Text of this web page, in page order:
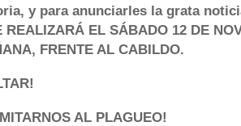
y para anunciarles la grata
REALIZARÁ EL SÁBADO 12 DE
FRENTE AL CABILDO.
AL PLAGUEO!